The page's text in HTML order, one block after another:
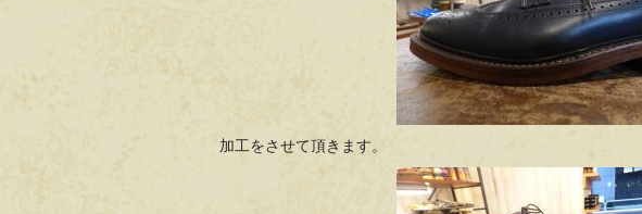
加工をさせて頂きます。